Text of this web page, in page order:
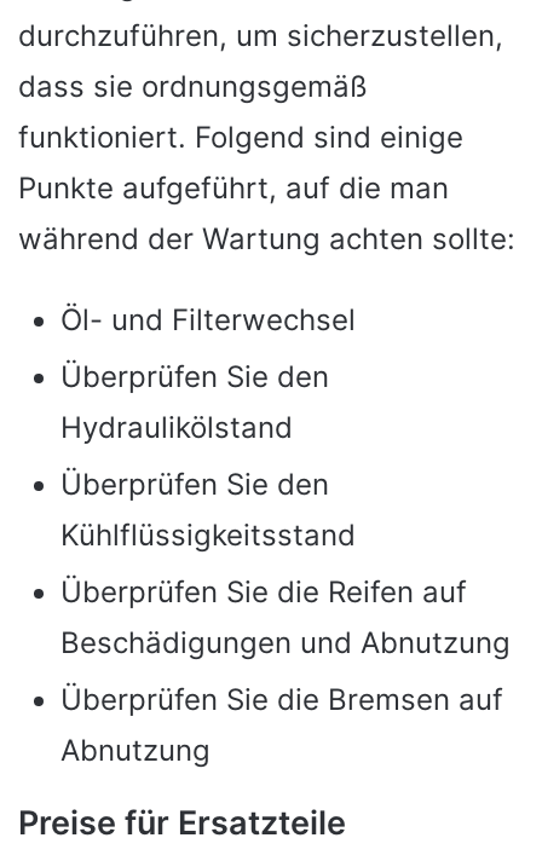
durchzuführen, um sicherzustellen,
dass sie ordnungsgemäß
funktioniert. Folgend sind einige
Punkte aufgeführt, auf die man
während der Wartung achten sollte:
Öl- und Filterwechsel
Überprüfen Sie den
Hydraulikölstand
Überprüfen Sie den
Kühlflüssigkeitsstand
Überprüfen Sie die Reifen auf
Beschädigungen und Abnutzung
Überprüfen Sie die Bremsen auf
Abnutzung
Preise für Ersatzteile